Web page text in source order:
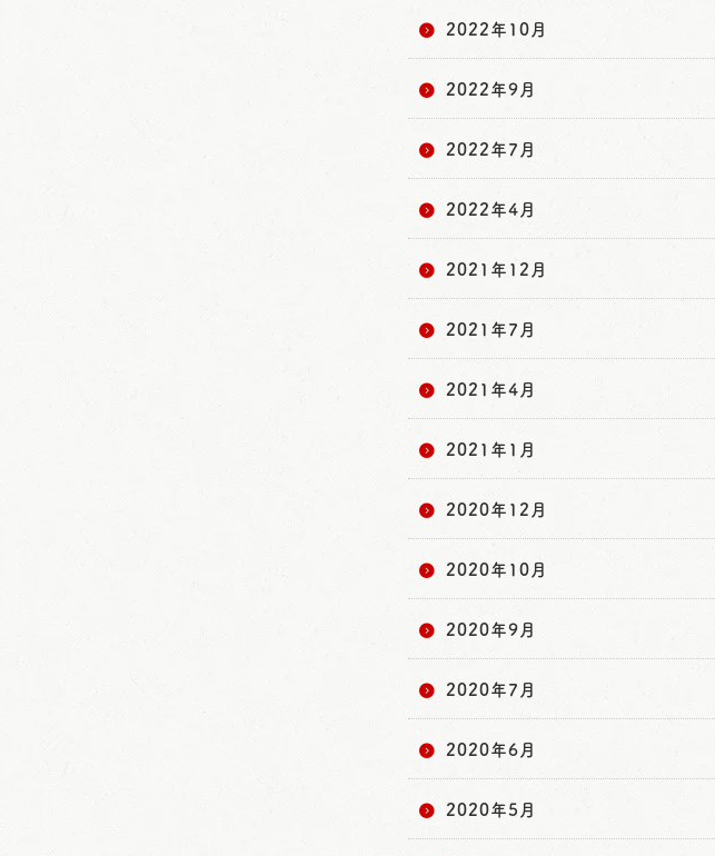
2022年10月
2022年9月
2022年7月
2022年4月
2021年12月
2021年7月
2021年4月
2021年1月
2020年12月
2020年10月
2020年9月
2020年7月
2020年6月
2020年5月